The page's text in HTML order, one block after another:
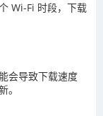
Wi-Fi 时段，下载
会导致下载速度
。